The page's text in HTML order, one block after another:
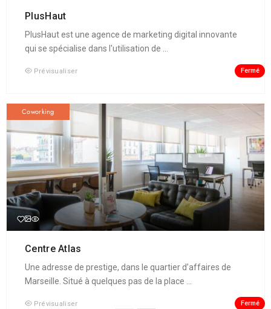
PlusHaut
PlusHaut est une agence de marketing digital innovante
qui se spécialise dans l'utilisation de ...
Prévisualiser Fermé
Coworking
Centre Atlas
Une adresse de prestige, dans le quartier d’affaires de
Marseille. Situé à quelques pas de la place ...
Prévisualiser Fermé